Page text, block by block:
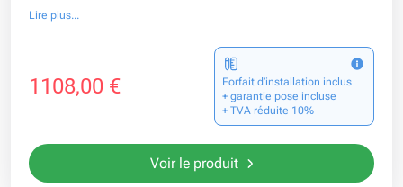
Lire plus...
1108,00 €
Forfait d’installation inclus
+ garantie pose incluse
+ TVA réduite 10%
Voir le produit